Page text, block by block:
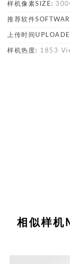
样机像素SIZE:
推荐软件
上传时间
样机热度: 1853
相似样机